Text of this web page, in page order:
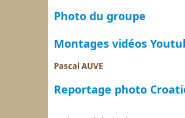
Photo du groupe
Montages vidéos
Pascal AUVE
Reportage photo